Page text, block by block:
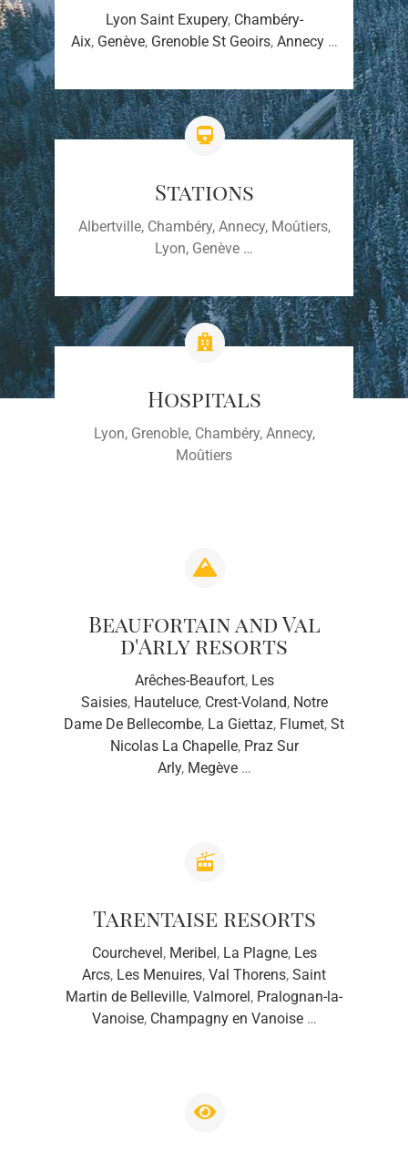
Lyon Saint Exupery, Chambéry-
Aix, Genève, Grenoble St Geoirs, Annecy…
Stations
Albertville, Chambéry, Annecy, Moûtiers,
Lyon, Genève …
Hospitals
Lyon, Grenoble, Chambéry, Annecy,
Moûtiers
Beaufortain and Val
d'Arly resorts
Arêches-Beaufort, Les
Saisies, Hauteluce, Crest-Voland, Notre
Dame De Bellecombe, La Giettaz, Flumet, St
Nicolas La Chapelle, Praz Sur
Arly, Megève…
Tarentaise resorts
Courchevel, Meribel, La Plagne, Les
Arcs, Les Menuires, Val Thorens, Saint
Martin de Belleville, Valmorel, Pralognan-la-
Vanoise, Champagny en Vanoise…